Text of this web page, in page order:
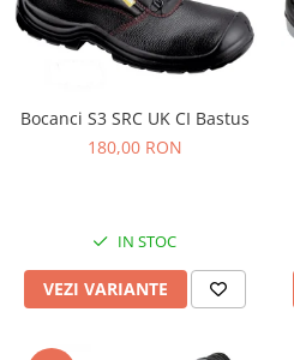
Pantaloni scurti
Salopetă cu pieptar
Bocanci S3 SRC UK CI Bastus
180,00 RON
IN STOC
VEZI VARIANTE